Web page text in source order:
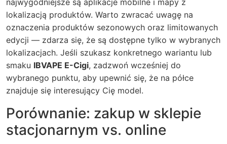
lokalizacją produktów. Warto zwracać uwagę na
oznaczenia produktów sezonowych oraz limitowanych
edycji — zdarza się, że są dostępne tylko w wybranych
lokalizacjach. Jeśli szukasz konkretnego wariantu lub
smaku IBVAPE E-Cigi, zadzwoń wcześniej do
wybranego punktu, aby upewnić się, że na półce
znajduje się interesujący Cię model.
Porównanie: zakup w sklepie
stacjonarnym vs. online